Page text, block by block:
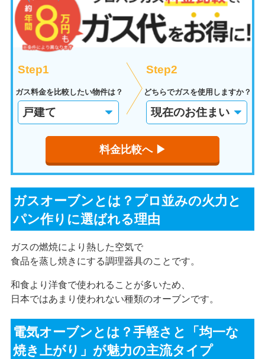
Step1
ガス料金を比較したい物件は？
Step2
どちらでガスを使用しますか？
料金比較へ ▶︎
ガスオーブンとは？プロ並みの火力と
パン作りに選ばれる理由
ガスの燃焼により熱した空気で
食品を蒸し焼きにする調理器具のことです。
和食より洋食で使われることが多いため、
日本ではあまり使われない種類のオーブンです。
電気オーブンとは？手軽さと「均一な
焼き上がり」が魅力の主流タイプ